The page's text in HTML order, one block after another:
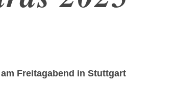
Freitagabend in Stuttgart